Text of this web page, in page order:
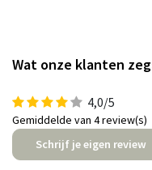
Wat onze klanten
4,0/5
Gemiddelde van 4 review(s)
Schrijf je eigen review